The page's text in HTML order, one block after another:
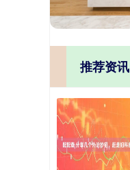
推荐资讯